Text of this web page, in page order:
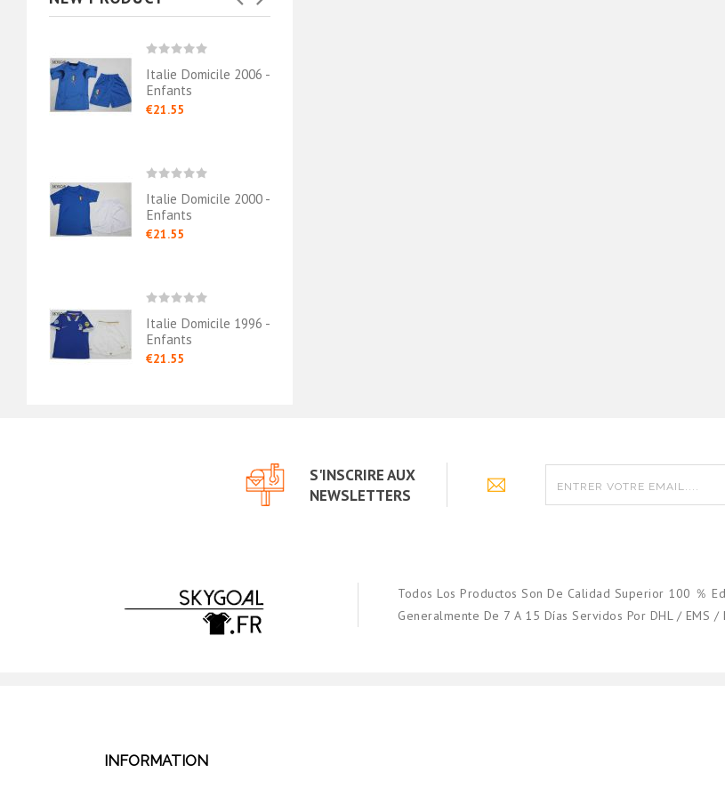
Italie Domicile 2006 -
Enfants
€21.55
Italie Domicile 2000 -
Enfants
€21.55
Italie Domicile 1996 -
Enfants
€21.55
S'INSCRIRE AUX
NEWSLETTERS
Todos Los Productos Son De Calidad Superior 100 ％
Generalmente De 7 A 15 Días Servidos Por DHL / EMS /
INFORMATION